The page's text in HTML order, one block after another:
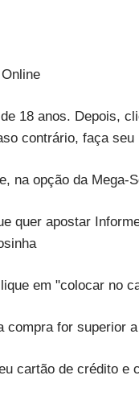
18 anos. Depois,
contrário, faça seu
na opção da Mega-
quer apostar
em "colocar no
compra for superior
cartão de crédito e